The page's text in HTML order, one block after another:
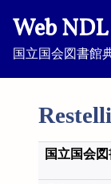
Web
国立国会図書館
国立国会